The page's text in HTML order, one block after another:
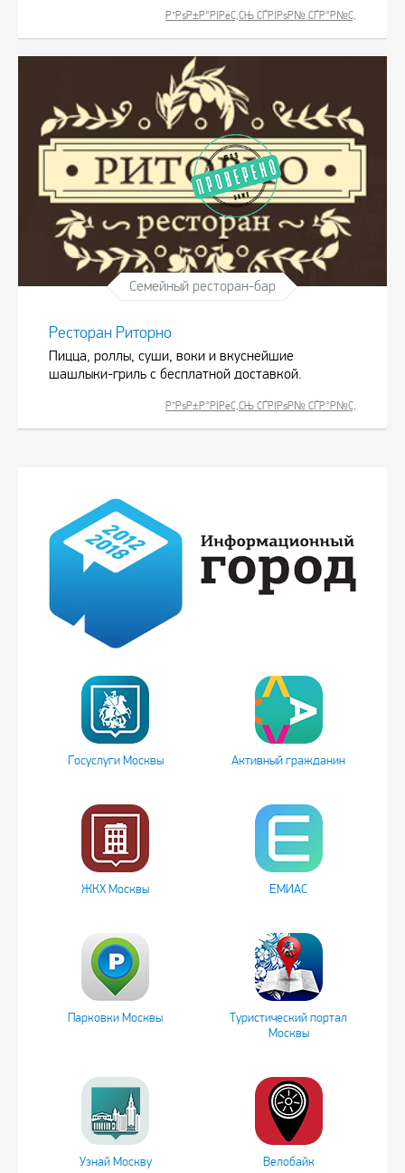
Р”РѕР±Р°РІРёС‚СЊ СЃРІРѕР№ СЃР°Р№С‚
Семейный ресторан-бар
Ресторан Риторно
Пицца, роллы, суши, воки и вкуснейшие
шашлыки-гриль с бесплатной доставкой.
Р”РѕР±Р°РІРёС‚СЊ СЃРІРѕР№ СЃР°Р№С‚
Госуслуги Москвы Активный гражданин
ЖКХ Москвы ЕМИАС
Парковки Москвы
Туристический портал
Москвы
Узнай Москву Велобайк